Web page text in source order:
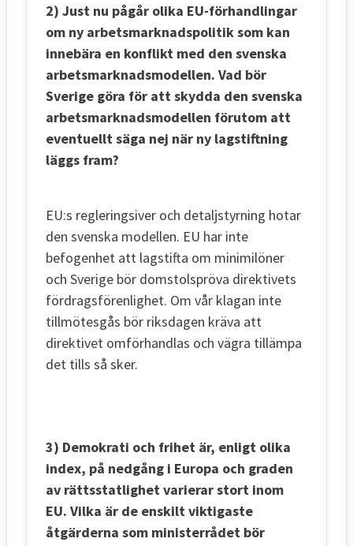
2) Just nu pågår olika EU-förhandlingar
om ny arbetsmarknadspolitik som kan
innebära en konflikt med den svenska
arbetsmarknadsmodellen. Vad bör
Sverige göra för att skydda den svenska
arbetsmarknadsmodellen förutom att
eventuellt säga nej när ny lagstiftning
läggs fram?
EU:s regleringsiver och detaljstyrning hotar
den svenska modellen. EU har inte
befogenhet att lagstifta om minimilöner
och Sverige bör domstolspröva direktivets
fördragsförenlighet. Om vår klagan inte
tillmötesgås bör riksdagen kräva att
direktivet omförhandlas och vägra tillämpa
det tills så sker.
3) Demokrati och frihet är, enligt olika
index, på nedgång i Europa och graden
av rättsstatlighet varierar stort inom
EU. Vilka är de enskilt viktigaste
åtgärderna som ministerrådet bör